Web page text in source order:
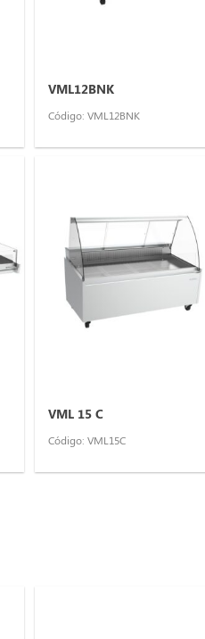
VML12BNK
Código: VML12BNK
VML 15 C
Código: VML15C